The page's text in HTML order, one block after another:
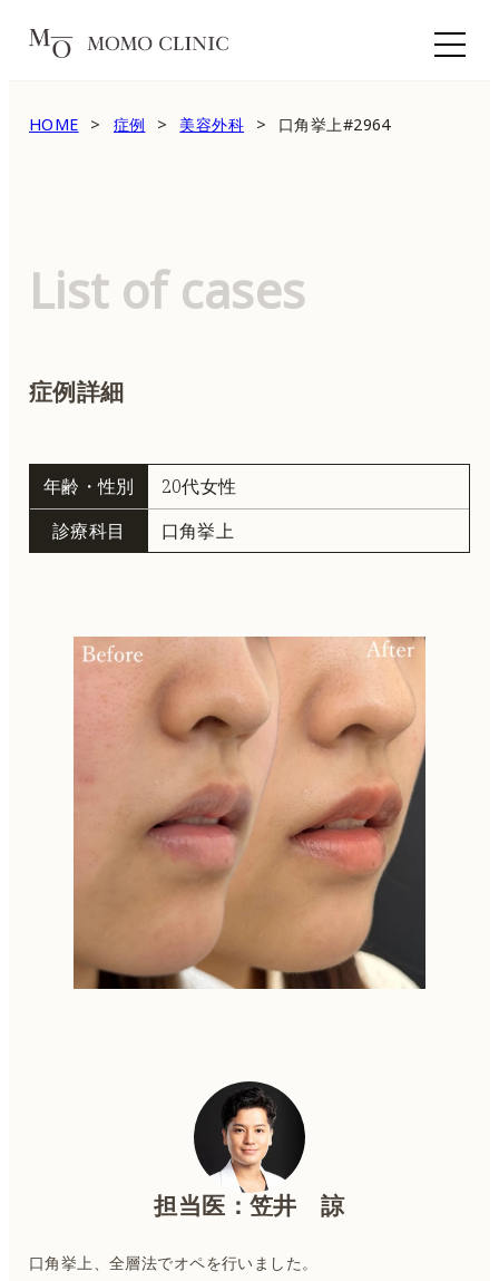
HOME 症例 美容外科 口角挙上#2964
List of cases
症例詳細
年齢・性別
20代女性
診療科目
口角挙上
担当医：笠井 諒
口角挙上、全層法でオペを行いました。